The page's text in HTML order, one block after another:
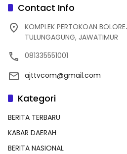
Contact Info
KOMPLEK PERTOKOAN
TULUNGAGUNG, JAWATIMUR
081335551001
ajttvcom@gmail.com
Kategori
BERITA TERBARU
KABAR DAERAH
BERITA NASIONAL